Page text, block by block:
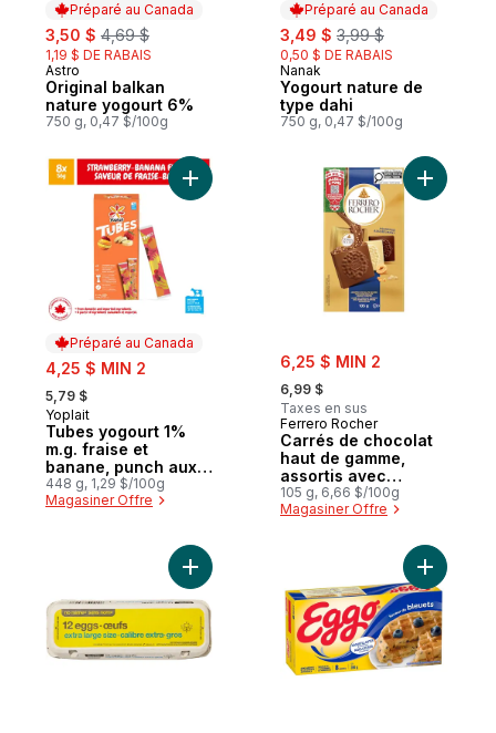
Préparé au Canada
sale:
3,50 $ , formerly:
4,69 $
1,19 $ DE RABAIS
Préparé au Canada
Astro
Original balkan
nature yogourt 6%
750 g, 0,47 $/100g
Préparé au Canada
sale:
3,49 $ , formerly:
3,99 $
0,50 $ DE RABAIS
Préparé au Canada
Nanak
Yogourt nature de
type dahi
750 g, 0,47 $/100g
Préparé au Canada
sale:
4,25 $ MIN 2
, formerly:
5,79 $
Préparé au Canada
Yoplait
Tubes yogourt 1%
m.g. fraise et
banane, punch aux
fruits
448 g, 1,29 $/100g
Magasiner Offre
Ajouter Tubes yogourt 1% m.g. fraise et
sale:
6,25 $ MIN 2
, formerly:
6,99 $
Taxes en sus
Ferrero Rocher
Carrés de chocolat
haut de gamme,
assortis avec
noisettes, 10 carrés
de chocolat
individuellement,
parfaits à offrir ou à
partager
105 g, 6,66 $/100g
Magasiner Offre
Ajouter
Ajouter Lot de 12 œufs calibre extra-gros
Ajouter